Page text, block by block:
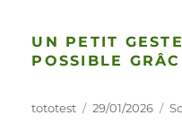
UN PETIT
POSSIBLE
tototest 29/01/2026